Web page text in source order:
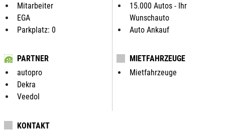
Mitarbeiter
EGA
Parkplatz: 0
15.000 Autos - Ihr
Wunschauto
Auto Ankauf
PARTNER
autopro
Dekra
Veedol
MIETFAHRZEUGE
Mietfahrzeuge
KONTAKT